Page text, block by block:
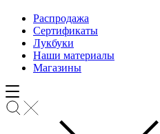
Распродажа
Сертификаты
Лукбуки
Наши материалы
Магазины